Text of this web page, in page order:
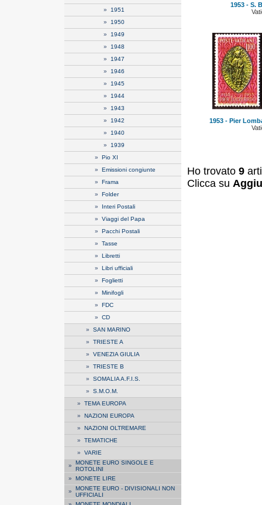
» 1951
» 1950
» 1949
» 1948
» 1947
» 1946
» 1945
» 1944
» 1943
» 1942
» 1940
» 1939
» Pio XI
» Emissioni congiunte
» Frama
» Folder
» Interi Postali
» Viaggi del Papa
» Pacchi Postali
» Tasse
» Libretti
» Libri ufficiali
» Foglietti
» Minifogli
» FDC
» CD
» SAN MARINO
» TRIESTE A
» VENEZIA GIULIA
» TRIESTE B
» SOMALIA A.F.I.S.
» S.M.O.M.
» TEMA EUROPA
» NAZIONI EUROPA
» NAZIONI OLTREMARE
» TEMATICHE
» VARIE
» MONETE EURO SINGOLE E
ROTOLINI
» MONETE LIRE
» MONETE EURO - DIVISIONALI NON
UFFICIALI
1953 - S.
1953 - Pier
Ho trovato 9
Clicca su